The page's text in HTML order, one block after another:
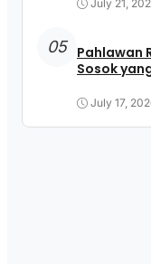
July 21,
05 Pahlawan
Sosok
July 17,